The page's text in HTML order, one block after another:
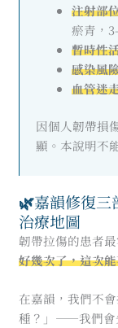
注射部
瘀青，
暫時性
感染風
血管迷
因個人韌帶損
顯。本說明不
🌿嘉韻修復三
治療地圖
韌帶拉傷的患者
好幾次了，這次
在嘉韻，我們不
種？」——我們會